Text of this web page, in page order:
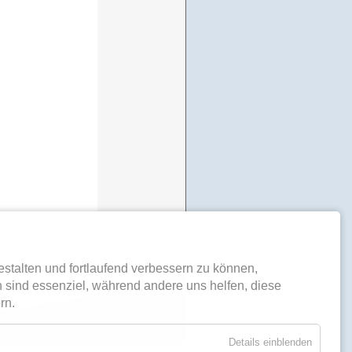
und fortlaufend verbessern zu können,
essenziel, während andere uns helfen, diese
Details einblenden